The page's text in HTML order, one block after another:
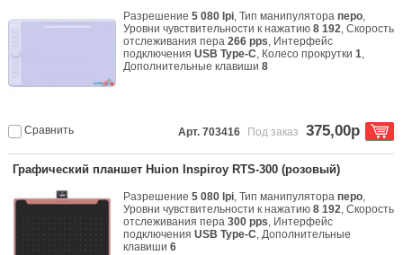
Разрешение5 080 lpi, Тип манипулятораперо,
Уровни чувствительности к нажатию8 192, Скорость
отслеживания пера266 pps, Интерфейс
подключенияUSB Type-C, Колесо прокрутки1,
Дополнительные клавиши8
Сравнить Арт. 703416 Под заказ 375,00р
Графический планшет Huion Inspiroy RTS-300 (розовый)
Разрешение5 080 lpi, Тип манипулятораперо,
Уровни чувствительности к нажатию8 192, Скорость
отслеживания пера300 pps, Интерфейс
подключенияUSB Type-C, Дополнительные
клавиши6